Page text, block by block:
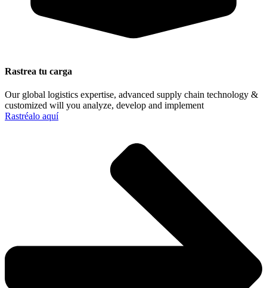
Rastrea tu carga
Our global logistics expertise, advanced supply chain technology &
customized will you analyze, develop and implement
Rastréalo aquí